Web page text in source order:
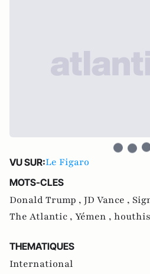
VU SUR:Le Figaro
MOTS-CLES
Donald Trump , JD Vance ,
The Atlantic , Yémen ,
THEMATIQUES
International